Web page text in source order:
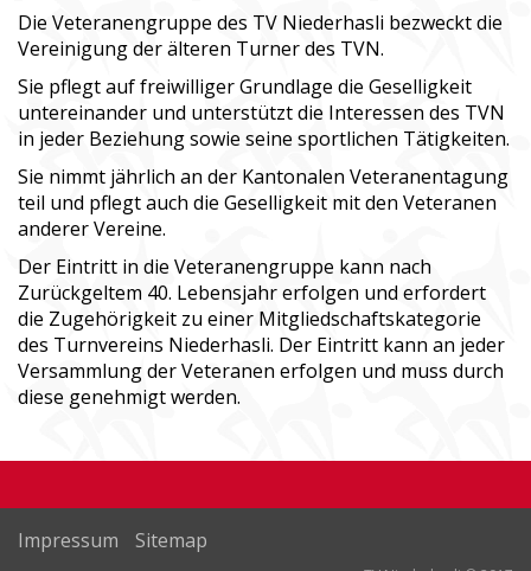
Die Veteranengruppe des TV Niederhasli bezweckt die
Vereinigung der älteren Turner des TVN.
Sie pflegt auf freiwilliger Grundlage die Geselligkeit
untereinander und unterstützt die Interessen des TVN
in jeder Beziehung sowie seine sportlichen Tätigkeiten.
Sie nimmt jährlich an der Kantonalen Veteranentagung
teil und pflegt auch die Geselligkeit mit den Veteranen
anderer Vereine.
Der Eintritt in die Veteranengruppe kann nach
Zurückgeltem 40. Lebensjahr erfolgen und erfordert
die Zugehörigkeit zu einer Mitgliedschaftskategorie
des Turnvereins Niederhasli. Der Eintritt kann an jeder
Versammlung der Veteranen erfolgen und muss durch
diese genehmigt werden.
Impressum Sitemap